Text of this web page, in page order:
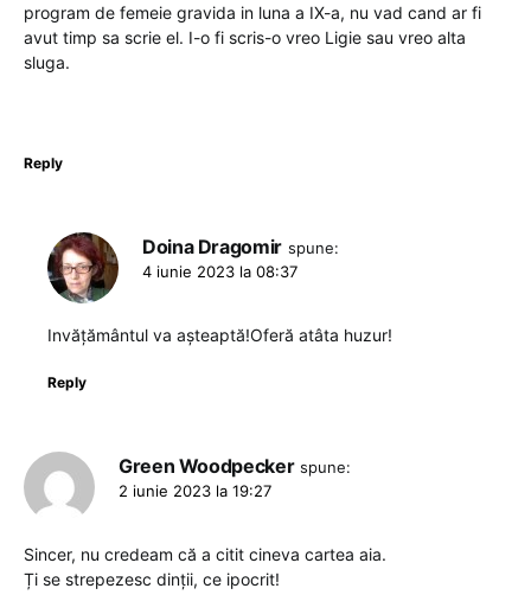
program de femeie gravida in luna a IX-a, nu vad cand ar fi
avut timp sa scrie el. I-o fi scris-o vreo Ligie sau vreo alta
sluga.
Reply
Doina Dragomir spune:
4 iunie 2023 la 08:37
Invățământul va așteaptă!Oferă atâta huzur!
Reply
Green Woodpecker spune:
2 iunie 2023 la 19:27
Sincer, nu credeam că a citit cineva cartea aia.
Ți se strepezesc dinții, ce ipocrit!